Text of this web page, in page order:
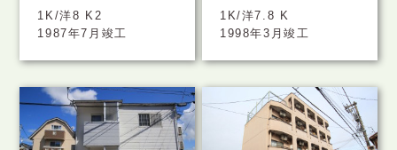
1K/洋8 K2
1987年7月竣工
1K/洋7.8 K
1998年3月竣工